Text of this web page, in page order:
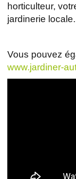
horticulteur,
jardinerie locale.
Vous pouvez
www.jardiner-